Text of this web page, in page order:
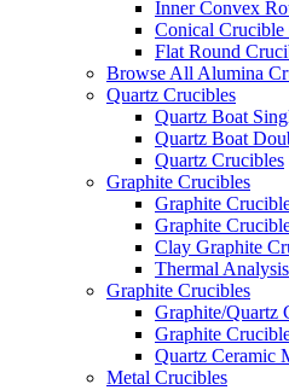
Inner Convex
Conical Crucible
Flat Round
Browse All Alumina
Quartz Crucibles
Quartz Boat
Quartz Boat
Quartz Crucibles
Graphite Crucibles
Graphite
Graphite
Clay Graphite
Thermal
Graphite Crucibles
Graphite/Quartz
Graphite
Quartz Ceramic
Metal Crucibles